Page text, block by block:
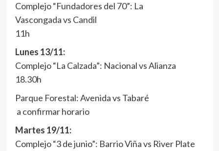
️Complejo “Fundadores del 70”: La
Vascongada vs Candil
11h
Lunes 13/11:
️Complejo “La Calzada”: Nacional vs Alianza
18.30h
️Parque Forestal: Avenida vs Tabaré
a confirmar horario
Martes 19/11:
️Complejo “3 de junio”: Barrio Viña vs River Plate